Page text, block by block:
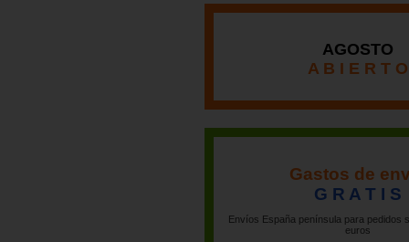
AGOSTO
A B I E R T O
Gastos de
G R A T I S
Envíos España península para pedidos
euros